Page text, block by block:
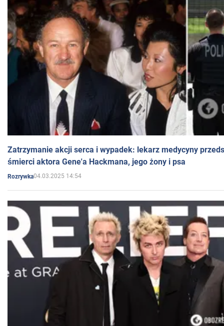
Zatrzymanie akcji serca i wypadek: lekarz medycyny
śmierci aktora Gene'a Hackmana, jego żony i psa
Rozrywka04.03.2025 14:54